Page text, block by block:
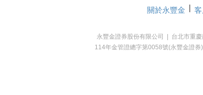
關於永豐金
永豐金證券股份有限公司 | 台北市重
114年金管證總字第0058號(永豐金證